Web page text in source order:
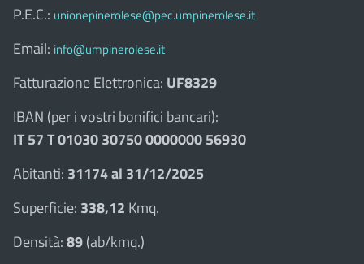
P.E.C.: unionepinerolese@pec.umpinerolese.it
Email: info@umpinerolese.it
Fatturazione Elettronica: UF8329
IBAN (per i vostri bonifici bancari):
IT 57 T 01030 30750 0000000 56930
Abitanti: 31174 al 31/12/2025
Superficie: 338,12 Kmq.
Densità:89(ab/kmq.)